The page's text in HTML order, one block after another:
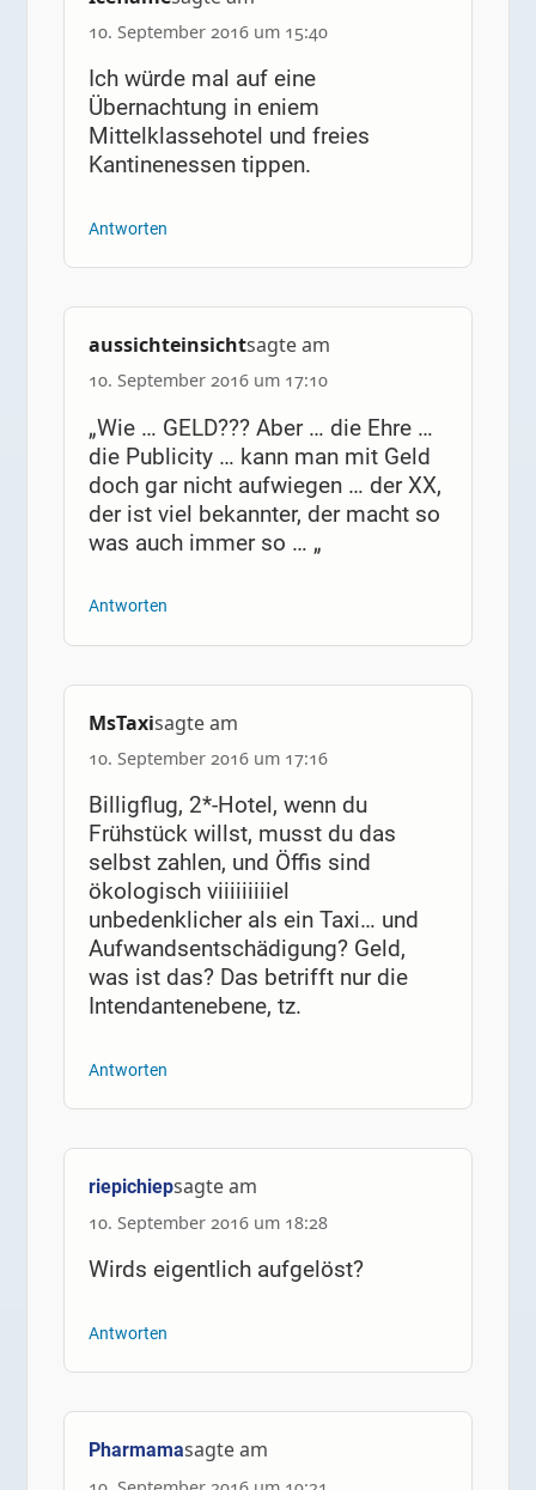
10. September 2016 um 15:40
Ich würde mal auf eine
Übernachtung in eniem
Mittelklassehotel und freies
Kantinenessen tippen.
Antworten
aussichteinsichtsagte am
10. September 2016 um 17:10
„Wie … GELD??? Aber … die Ehre …
die Publicity … kann man mit Geld
doch gar nicht aufwiegen … der XX,
der ist viel bekannter, der macht so
was auch immer so … „
Antworten
MsTaxisagte am
10. September 2016 um 17:16
Billigflug, 2*-Hotel, wenn du
Frühstück willst, musst du das
selbst zahlen, und Öffis sind
ökologisch viiiiiiiiiel
unbedenklicher als ein Taxi… und
Aufwandsentschädigung? Geld,
was ist das? Das betrifft nur die
Intendantenebene, tz.
Antworten
riepichiepsagte am
10. September 2016 um 18:28
Wirds eigentlich aufgelöst?
Antworten
Pharmamasagte am